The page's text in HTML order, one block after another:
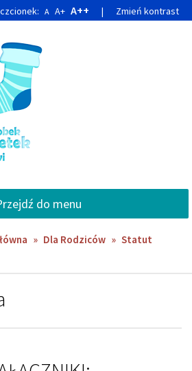
A A+ A++ | Zmień kontrast
do menu
» Dla Rodziców » Statut